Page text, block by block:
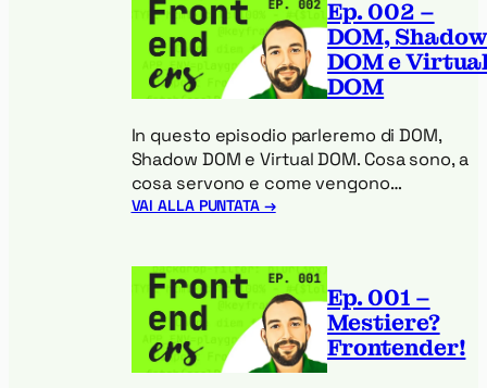
Server-
side-
render
e
Client-
render
Ep. 002 –
DOM, Shadow
DOM e
DOM
In questo episodio parleremo di DOM,
Shadow DOM e Virtual DOM. Cosa sono, a
cosa servono e come vengono…
VAI ALLA PUNTATA →:
–
DOM,
Shadow
DOM
e
Virtual
Ep. 001 –
Mestiere?
Frontender!